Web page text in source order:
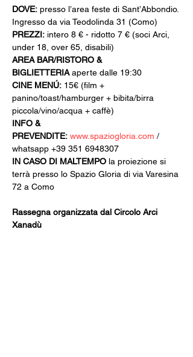
DOVE: presso l’area feste di Sant’Abbondio.
Ingresso da via Teodolinda 31 (Como)
PREZZI: intero 8 € - ridotto 7 € (soci Arci,
under 18, over 65, disabili)
AREA BAR/RISTORO &
BIGLIETTERIA aperte dalle 19:30
CINE MENÚ: 15€ (film +
panino/toast/hamburger + bibita/birra
piccola/vino/acqua + caffè)
INFO &
PREVENDITE: www.spaziogloria.com /
whatsapp +39 351 6948307
IN CASO DI MALTEMPO la proiezione si
terrà presso lo Spazio Gloria di via Varesina
72 a Como
Rassegna organizzata dal Circolo Arci
Xanadù